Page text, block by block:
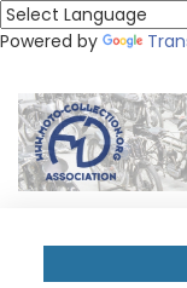
Powered by